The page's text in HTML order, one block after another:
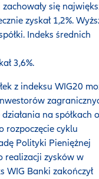
się
zyskał 1,2%.
Indeks średnich
3,6%.
z indeksu WIG20
na spółkach o
rozpoczęcie cyklu
Polityki Pieniężnej
realizacji zysków w
WIG Banki zakończył